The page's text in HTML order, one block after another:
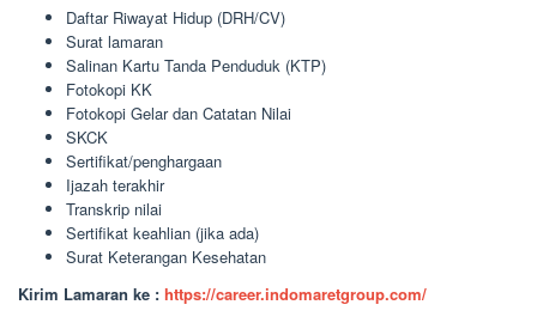
Daftar Riwayat Hidup (DRH/CV)
Surat lamaran
Salinan Kartu Tanda Penduduk (KTP)
Fotokopi KK
Fotokopi Gelar dan Catatan Nilai
SKCK
Sertifikat/penghargaan
Ijazah terakhir
Transkrip nilai
Sertifikat keahlian (jika ada)
Surat Keterangan Kesehatan
Kirim Lamaran ke : https://career.indomaretgroup.com/